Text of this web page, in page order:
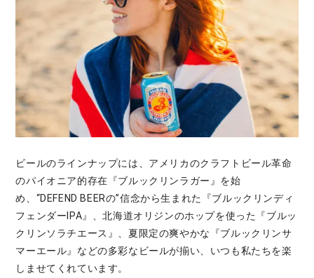
ビールのラインナップには、アメリカのクラフトビール革命
のパイオニア的存在『ブルックリンラガー』を始
め、“DEFEND BEERの”信念から生まれた『ブルックリンディ
フェンダーIPA』、北海道オリジンのホップを使った『ブルッ
クリンソラチエース』、夏限定の爽やかな『ブルックリンサ
マーエール』などの多彩なビールが揃い、いつも私たちを楽
しませてくれています。